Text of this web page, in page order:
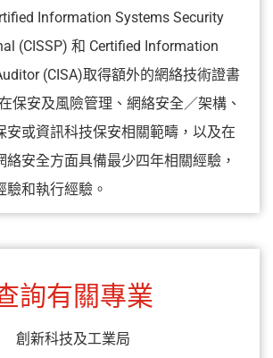
Information Systems Security
(CISSP) 和 Certified Information
(CISA)取得額外的網絡技術證書
保安及風險管理、網絡安全／架構、
安或資訊科技保安相關範疇，以及在
絡安全方面具備最少四年相關經驗，
驗和執行經驗。
詢有關專業
創新科技及工業局